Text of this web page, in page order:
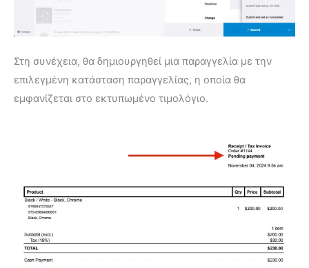
Στη συνέχεια, θα δημιουργηθεί μια παραγγελία με την
επιλεγμένη κατάσταση παραγγελίας, η οποία θα
εμφανίζεται στο εκτυπωμένο τιμολόγιο.